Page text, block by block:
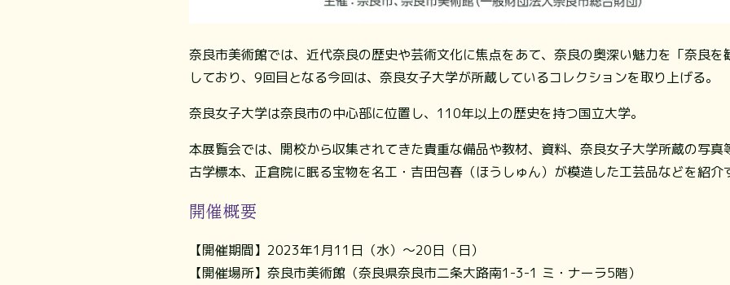
奈良市美術館では、近代奈良の歴史や芸術文化に焦点をあて、奈良の奥深い魅力を「奈良
しており、9回目となる今回は、奈良女子大学が所蔵しているコレクションを取り上げる。
奈良女子大学は奈良市の中心部に位置し、110年以上の歴史を持つ国立大学。
本展覧会では、開校から収集されてきた貴重な備品や教材、資料、奈良女子大学所蔵の写
古学標本、正倉院に眠る宝物を名工・吉田包春（ほうしゅん）が模造した工芸品などを紹介
開催概要
【開催期間】2023年1月11日（水）～20日（日）
【開催場所】奈良市美術館（奈良県奈良市二条大路南1-3-1 ミ・ナーラ5階）